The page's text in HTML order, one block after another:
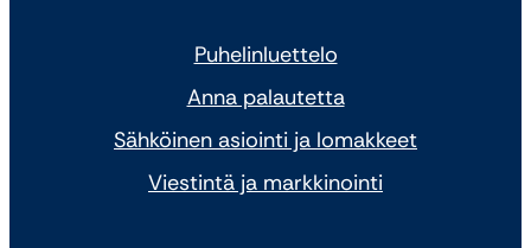
Puhelinluettelo
Anna palautetta
Sähköinen asiointi ja lomakkeet
Viestintä ja markkinointi